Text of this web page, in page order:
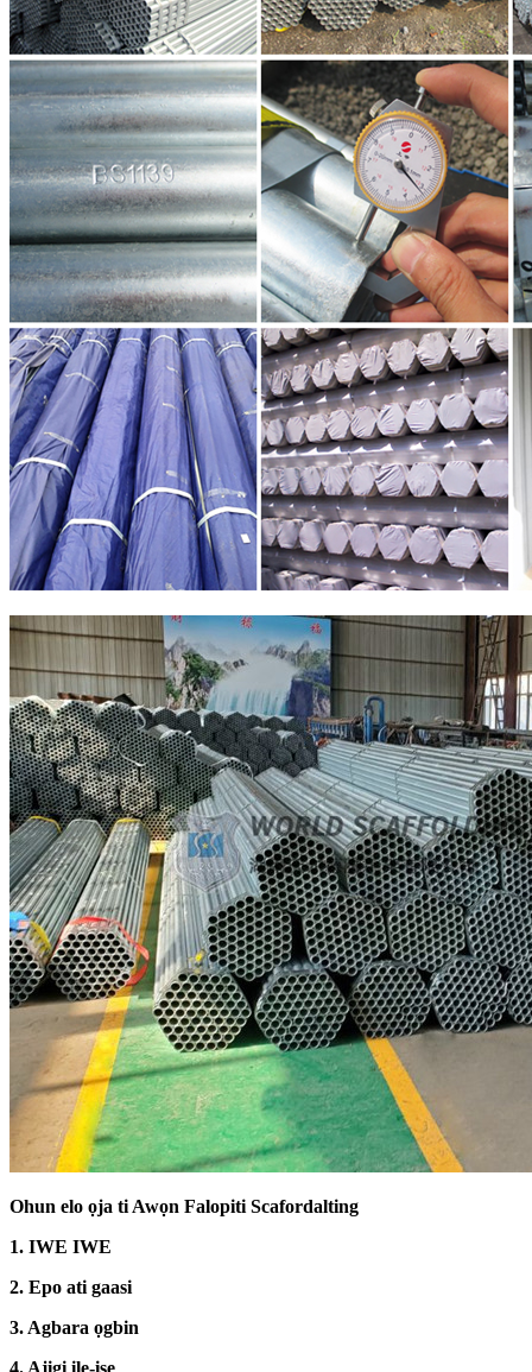
Ohun elo ọja ti Awọn Falopiti Scafordalting
1. IWE IWE
2. Epo ati gaasi
3. Agbara ọgbin
4. Ajigi ile-iṣẹ